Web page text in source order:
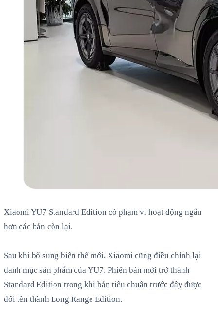
Xiaomi YU7 Standard Edition có phạm vi hoạt động ngắn
hơn các bản còn lại.
Sau khi bổ sung biến thể mới, Xiaomi cũng điều chỉnh lại
danh mục sản phẩm của YU7. Phiên bản mới trở thành
Standard Edition trong khi bản tiêu chuẩn trước đây được
đổi tên thành Long Range Edition.